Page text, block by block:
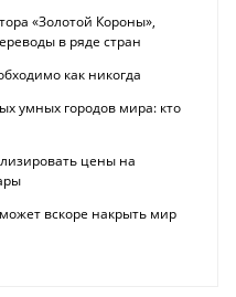
«Золотой Короны»,
в ряде стран
как никогда
умных городов мира: кто
цены на
вскоре накрыть мир